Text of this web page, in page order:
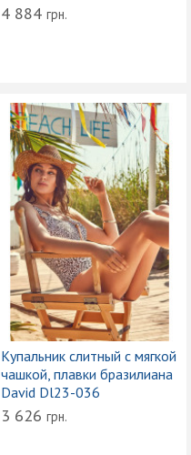
4 884 грн.
Купальник слитный с мягкой
чашкой, плавки бразилиана
David Dl23-036
3 626 грн.